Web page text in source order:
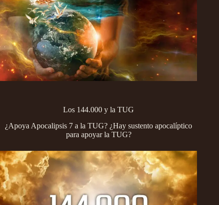
Los 144.000 y la TUG
¿Apoya Apocalipsis 7 a la TUG? ¿Hay sustento apocalíptico
para apoyar la TUG?